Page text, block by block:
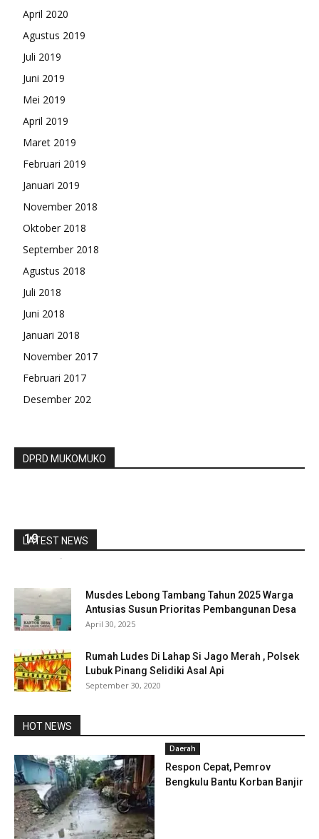
April 2020
Agustus 2019
Juli 2019
Juni 2019
Mei 2019
April 2019
Maret 2019
Februari 2019
Januari 2019
November 2018
Oktober 2018
September 2018
Agustus 2018
Juli 2018
Juni 2018
Januari 2018
November 2017
Februari 2017
Desember 202
DPRD MUKOMUKO
LATEST NEWS
19
-
Musdes Lebong Tambang Tahun 2025 Warga
Antusias Susun Prioritas Pembangunan Desa
April 30, 2025
Rumah Ludes Di Lahap Si Jago Merah , Polsek
Lubuk Pinang Selidiki Asal Api
September 30, 2020
HOT NEWS
Daerah
Respon Cepat, Pemrov
Bengkulu Bantu Korban Banjir